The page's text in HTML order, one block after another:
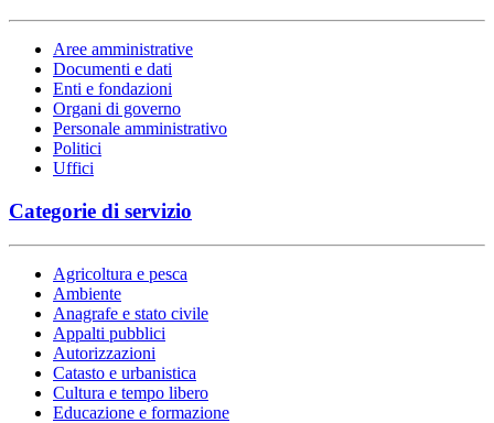
Aree amministrative
Documenti e dati
Enti e fondazioni
Organi di governo
Personale amministrativo
Politici
Uffici
Categorie di servizio
Agricoltura e pesca
Ambiente
Anagrafe e stato civile
Appalti pubblici
Autorizzazioni
Catasto e urbanistica
Cultura e tempo libero
Educazione e formazione